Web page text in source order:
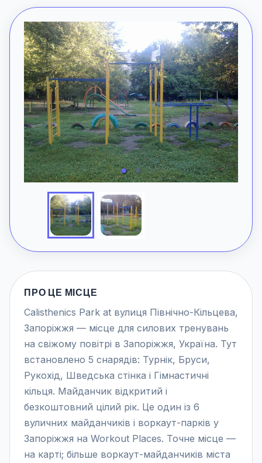
1 of 2
ПРО ЦЕ МІСЦЕ
Calisthenics Park at вулиця Північно-Кільцева,
Запоріжжя — місце для силових тренувань
на свіжому повітрі в Запоріжжя, Україна. Тут
встановлено 5 снарядів: Турнік, Бруси,
Рукохід, Шведська стінка і Гімнастичні
кільця. Майданчик відкритий і
безкоштовний цілий рік. Це один із 6
вуличних майданчиків і воркаут-парків у
Запоріжжя на Workout Places. Точне місце —
на карті; більше воркаут-майданчиків міста